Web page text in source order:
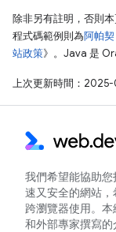
除非另有註明，否則
程式碼範例則為阿帕
站政策》。Java 是
上次更新時間：2025-
我們希望能協助
速又安全的網站
跨瀏覽器使用。
和外部專家撰寫